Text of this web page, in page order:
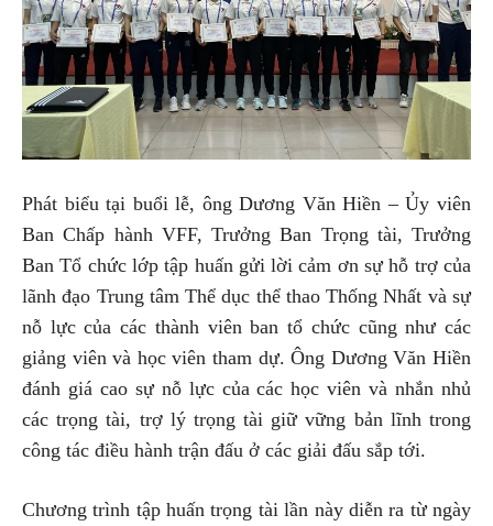
Phát biểu tại buổi lễ, ông Dương Văn Hiền – Ủy viên
Ban Chấp hành VFF, Trưởng Ban Trọng tài, Trưởng
Ban Tổ chức lớp tập huấn gửi lời cảm ơn sự hỗ trợ của
lãnh đạo Trung tâm Thể dục thể thao Thống Nhất và sự
nỗ lực của các thành viên ban tổ chức cũng như các
giảng viên và học viên tham dự. Ông Dương Văn Hiền
đánh giá cao sự nỗ lực của các học viên và nhắn nhủ
các trọng tài, trợ lý trọng tài giữ vững bản lĩnh trong
công tác điều hành trận đấu ở các giải đấu sắp tới.
Chương trình tập huấn trọng tài lần này diễn ra từ ngày